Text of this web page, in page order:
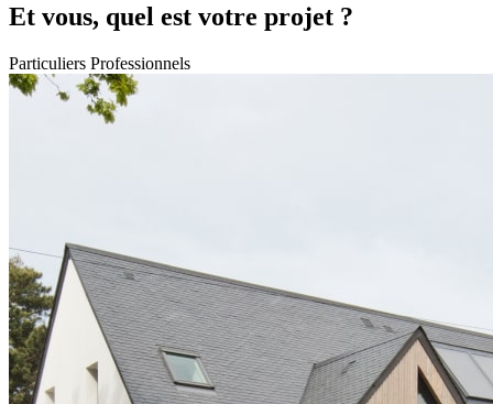
Et vous, quel est votre projet ?
Particuliers Professionnels